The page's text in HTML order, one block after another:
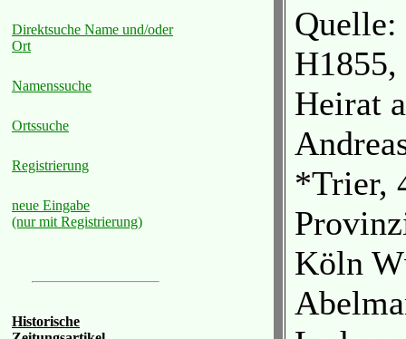
Direktsuche Name und/oder
Ort
Namenssuche
Ortssuche
Registrierung
neue Eingabe
(nur mit Registrierung)
Historische
Heirat
*Trier,
Köln